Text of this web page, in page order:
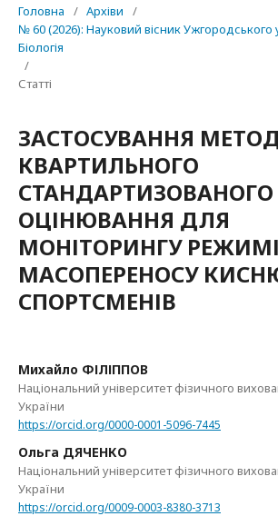
Головна / Архіви
/
№ 60 (2026): Науковий вісник Ужгородського
Біологія
/
Статті
ЗАСТОСУВАННЯ
КВАРТИЛЬНОГО
СТАНДАРТИЗОВАНОГО
ОЦІНЮВАННЯ ДЛЯ
МОНІТОРИНГУ
МАСОПЕРЕНОСУ
СПОРТСМЕНІВ
Михайло ФІЛІППОВ
Національний університет фізичного
України
https://orcid.org/0000-0001-5096-7445
Ольга ДЯЧЕНКО
Національний університет фізичного
України
https://orcid.org/0009-0003-8380-3713